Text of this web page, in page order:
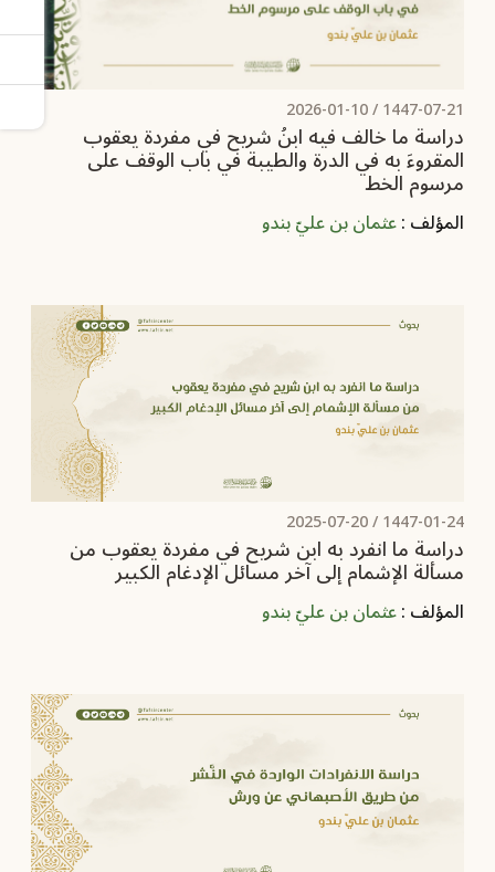
1447-07-21 /
2026-01-10
دراسة ما خالف فيه ابنُ شريح في مفردة يعقوب
المقروءَ به في الدرة والطيبة في باب الوقف على
مرسوم الخط
المؤلف :عثمان بن عليّ بندو
1447-01-24 /
2025-07-20
دراسة ما انفرد به ابن شريح في مفردة يعقوب من
مسألة الإشمام إلى آخر مسائل الإدغام الكبير
المؤلف :عثمان بن عليّ بندو